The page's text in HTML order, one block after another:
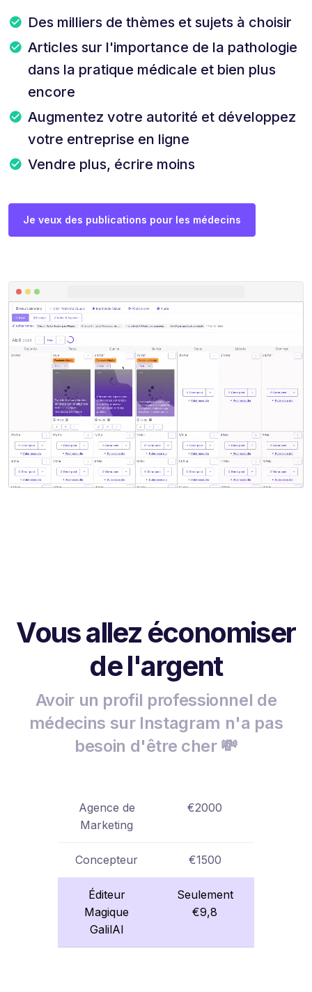
Des milliers de thèmes et sujets à choisir
Articles sur l'importance de la pathologie
dans la pratique médicale et bien plus
encore
Augmentez votre autorité et développez
votre entreprise en ligne
Vendre plus, écrire moins
Je veux des publications pour les médecins
Vous allez économiser
de l'argent
Avoir un profil professionnel de
médecins sur Instagram n'a pas
besoin d'être cher 💸
Agence de
Marketing
€2000
Concepteur €1500
Éditeur
Magique
GalilAI
Seulement
€9,8